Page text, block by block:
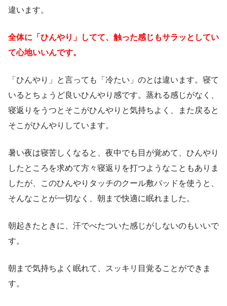
違います。
全体に「ひんやり」してて、触った感じもサラッとしてい
て心地いいんです。
「ひんやり」と言っても「冷たい」のとは違います。寝て
いるとちょうど良いひんやり感です。蒸れる感じがなく、
寝返りをうつとそこがひんやりと気持ちよく、また戻ると
そこがひんやりしています。
暑い夜は寝苦しくなると、夜中でも目が覚めて、ひんやり
したところを求めて方々寝返りを打つようなこともありま
したが、このひんやりタッチのクール敷パッドを使うと、
そんなことが一切なく、朝まで快適に眠れました。
朝起きたときに、汗でべたついた感じがしないのもいいで
す。
朝まで気持ちよく眠れて、スッキリ目覚ることができま
す。